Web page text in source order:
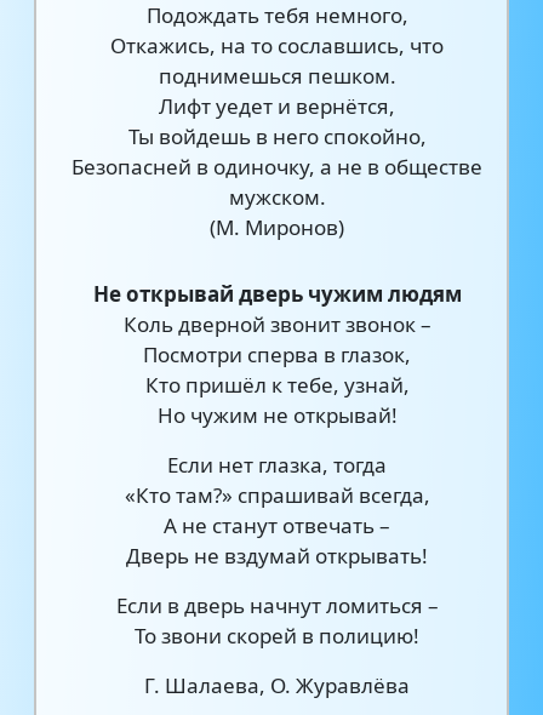
Подождать тебя немного,
Откажись, на то сославшись, что
поднимешься пешком.
Лифт уедет и вернётся,
Ты войдешь в него спокойно,
Безопасней в одиночку, а не в обществе
мужском.
(М. Миронов)
Не открывай дверь чужим людям
Коль дверной звонит звонок –
Посмотри сперва в глазок,
Кто пришёл к тебе, узнай,
Но чужим не открывай!
Если нет глазка, тогда
«Кто там?» спрашивай всегда,
А не станут отвечать –
Дверь не вздумай открывать!
Если в дверь начнут ломиться –
То звони скорей в полицию!
Г. Шалаева, О. Журавлёва